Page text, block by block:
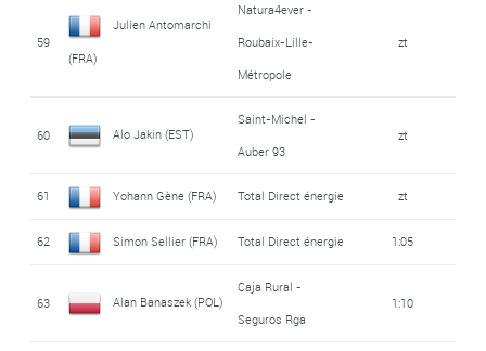
59
Julien Antomarchi
(FRA)
Natura4ever -
Roubaix-Lille-
Métropole
zt
60 Alo Jakin (EST)
Saint-Michel -
Auber 93
zt
61 Yohann Gène (FRA) Total Direct énergie zt
62 Simon Sellier (FRA) Total Direct énergie 1:05
63 Alan Banaszek (POL)
Caja Rural -
Seguros Rga
1:10